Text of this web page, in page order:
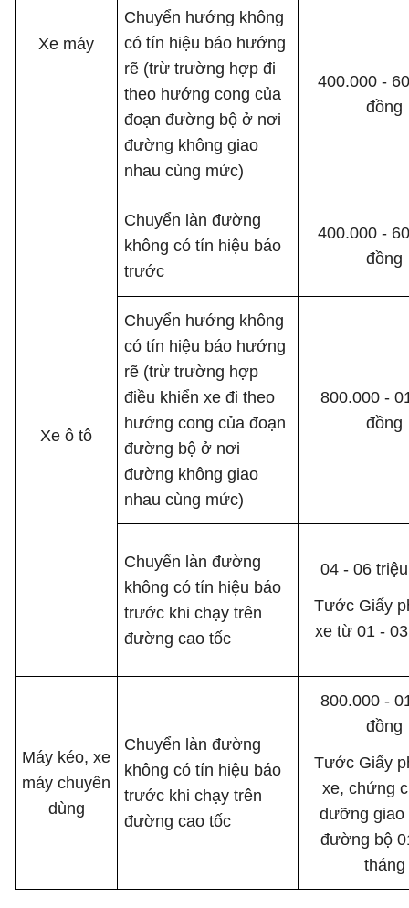
Xe máy
Chuyển hướng không
có tín hiệu báo hướng
rẽ (trừ trường hợp đi
theo hướng cong của
đoạn đường bộ ở nơi
đường không giao
nhau cùng mức)
400.000 -
đồng
Xe ô tô
Chuyển làn đường
không có tín hiệu báo
trước
400.000 -
đồng
Chuyển hướng không
có tín hiệu báo hướng
rẽ (trừ trường hợp
điều khiển xe đi theo
hướng cong của đoạn
đường bộ ở nơi
đường không giao
nhau cùng mức)
800.000 -
đồng
Chuyển làn đường
không có tín hiệu báo
trước khi chạy trên
đường cao tốc
04 - 06
Tước Giấy
xe từ 01 -
Máy kéo, xe
máy chuyên
dùng
Chuyển làn đường
không có tín hiệu báo
trước khi chạy trên
đường cao tốc
800.000 -
đồng
Tước Giấy
xe, chứng
dưỡng giao
đường bộ
tháng